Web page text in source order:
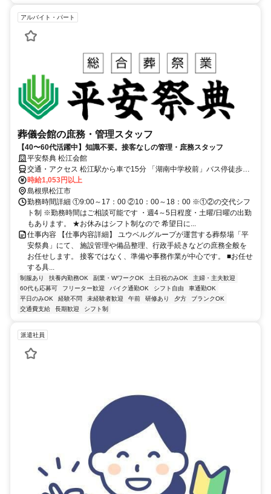
アルバイト・パート
葬儀会館の庶務・管理スタッフ
【40〜60代活躍中】知識不要。接客なしの管理・庶務スタッフ
平安祭典 松江会館
交通・アクセス 松江駅から車で15分 「湖南中学校前」バス停徒歩10
分
時給1,053円以上
島根県松江市
勤務時間詳細 ①9:00～17：00 ②10：00～18：00 ※①②の交代シフ
ト制 ※勤務時間はご相談可能です ・週4～5日程度・土曜/日曜の出勤
もあります。 ★お休みはシフト制なので 希望日に...
仕事内容 【仕事内容詳細】 ユウベルグループが運営する葬祭場「平
安祭典」にて、 施設管理や備品整理、行政手続きなどの庶務全般を
お任せします。 接客ではなく、準備や事務作業が中心です。 ■お任せ
する具...
制服あり 扶養内勤務OK 副業・WワークOK 土日祝のみOK
主婦・主夫歓迎
60代も応募可
フリーター歓迎 バイク通勤OK シフト自由
車通勤OK
平日のみOK
経験不問 未経験者歓迎 午前 研修あり 夕方
ブランクOK
交通費支給
長期歓迎 シフト制
派遣社員